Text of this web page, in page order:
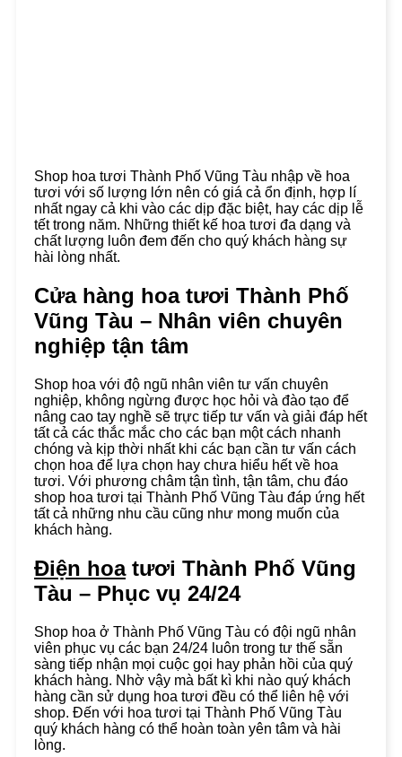
Shop hoa tươi Thành Phố Vũng Tàu nhập về hoa
tươi với số lượng lớn nên có giá cả ổn định, hợp lí
nhất ngay cả khi vào các dịp đặc biệt, hay các dịp lễ
tết trong năm. Những thiết kế hoa tươi đa dạng và
chất lượng luôn đem đến cho quý khách hàng sự
hài lòng nhất.
Cửa hàng hoa tươi Thành Phố
Vũng Tàu – Nhân viên chuyên
nghiệp tận tâm
Shop hoa với độ ngũ nhân viên tư vấn chuyên
nghiệp, không ngừng được học hỏi và đào tạo để
nâng cao tay nghề sẽ trực tiếp tư vấn và giải đáp hết
tất cả các thắc mắc cho các bạn một cách nhanh
chóng và kịp thời nhất khi các bạn cần tư vấn cách
chọn hoa để lựa chọn hay chưa hiểu hết về hoa
tươi. Với phương châm tận tình, tận tâm, chu đáo
shop hoa tươi tại Thành Phố Vũng Tàu đáp ứng hết
tất cả những nhu cầu cũng như mong muốn của
khách hàng.
Điện hoatươi Thành Phố Vũng
Tàu – Phục vụ 24/24
Shop hoa ở Thành Phố Vũng Tàu có đội ngũ nhân
viên phục vụ các bạn 24/24 luôn trong tư thế sẵn
sàng tiếp nhận mọi cuộc gọi hay phản hồi của quý
khách hàng. Nhờ vậy mà bất kì khi nào quý khách
hàng cần sử dụng hoa tươi đều có thể liên hệ với
shop. Đến với hoa tươi tại Thành Phố Vũng Tàu
quý khách hàng có thể hoàn toàn yên tâm và hài
lòng.